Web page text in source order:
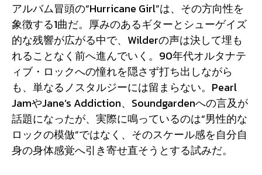
アルバム冒頭の“Hurricane Girl”は、その方向性を
象徴する1曲だ。厚みのあるギターとシューゲイズ
的な残響が広がる中で、Wilderの声は決して埋も
れることなく前へ進んでいく。90年代オルタナテ
ィブ・ロックへの憧れを隠さず打ち出しながら
も、単なるノスタルジーには留まらない。Pearl
JamやJane’s Addiction、Soundgardenへの言及が
話題になったが、実際に鳴っているのは“男性的な
ロックの模倣”ではなく、そのスケール感を自分自
身の身体感覚へ引き寄せ直そうとする試みだ。